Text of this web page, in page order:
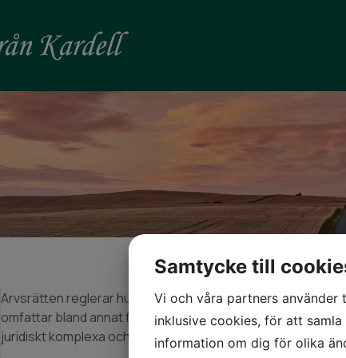
Arvsrätten reglerar hur en persons tillgångar ska
omfattar bland annat frågor om arv, testamente, laglott,
juridiskt komplexa och känslomässigt svåra.
Samtycke till
Vi och våra partners använder
inklusive cookies, för att samla
information om dig för olika